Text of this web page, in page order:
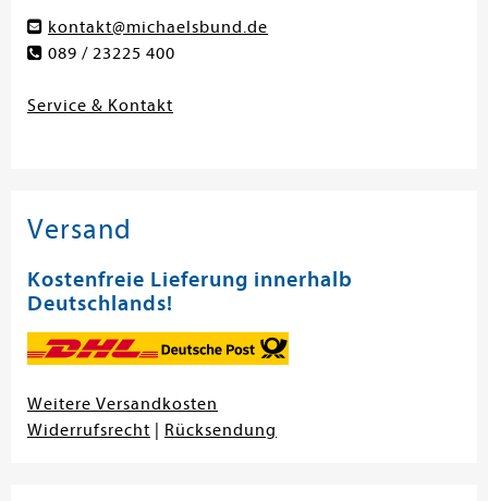
kontakt@michaelsbund.de
089 / 23225 400
Service & Kontakt
Versand
Kostenfreie Lieferung innerhalb
Deutschlands!
Weitere Versandkosten
Widerrufsrecht
Rücksendung